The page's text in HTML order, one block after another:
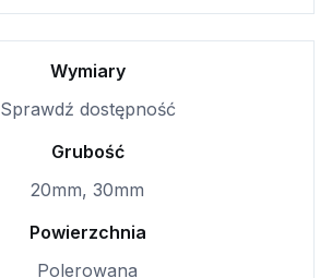
Wymiary
Sprawdź dostępność
Grubość
20mm, 30mm
Powierzchnia
Polerowana